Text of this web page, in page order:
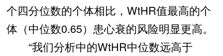
个四分位数的个体相比，WtHR值最高的个
体（中位数0.65）患心衰的风险明显更高。
“我们分析中的WtHR中位数远高于